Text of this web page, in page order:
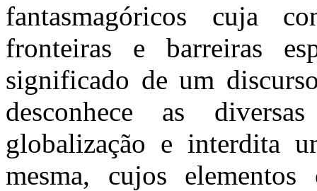
fantasmagóricos cuja
fronteiras e barreiras
significado de um
desconhece as
globalização e interdita
mesma, cujos